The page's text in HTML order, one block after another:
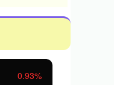
1.01%